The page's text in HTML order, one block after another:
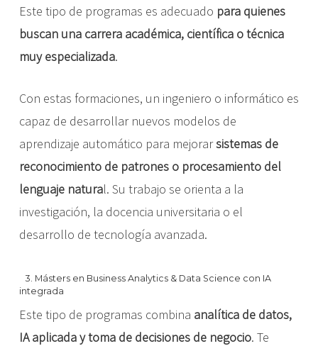
Este tipo de programas es adecuado para quienes
buscan una carrera académica, científica o técnica
muy especializada.
Con estas formaciones, un ingeniero o informático es
capaz de desarrollar nuevos modelos de
aprendizaje automático para mejorarsistemas de
reconocimiento de patrones o procesamiento del
lenguaje natural. Su trabajo se orienta a la
investigación, la docencia universitaria o el
desarrollo de tecnología avanzada.
3. Másters en Business Analytics & Data Science con IA
integrada
Este tipo de programas combina analítica de datos,
IA aplicada y toma de decisiones de negocio. Te